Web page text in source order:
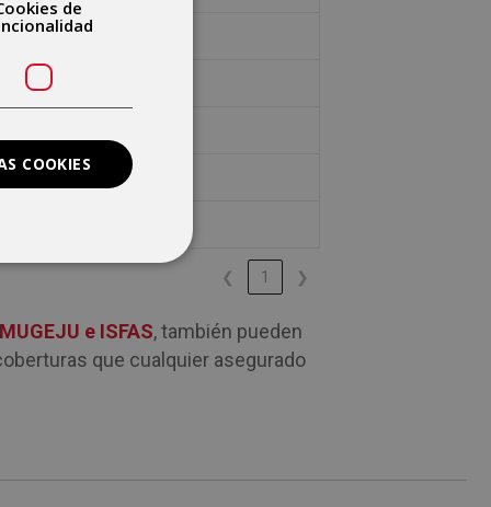
SI
❮ 1 ❯
e ISFAS, también pueden
que cualquier asegurado
de
COOKIES